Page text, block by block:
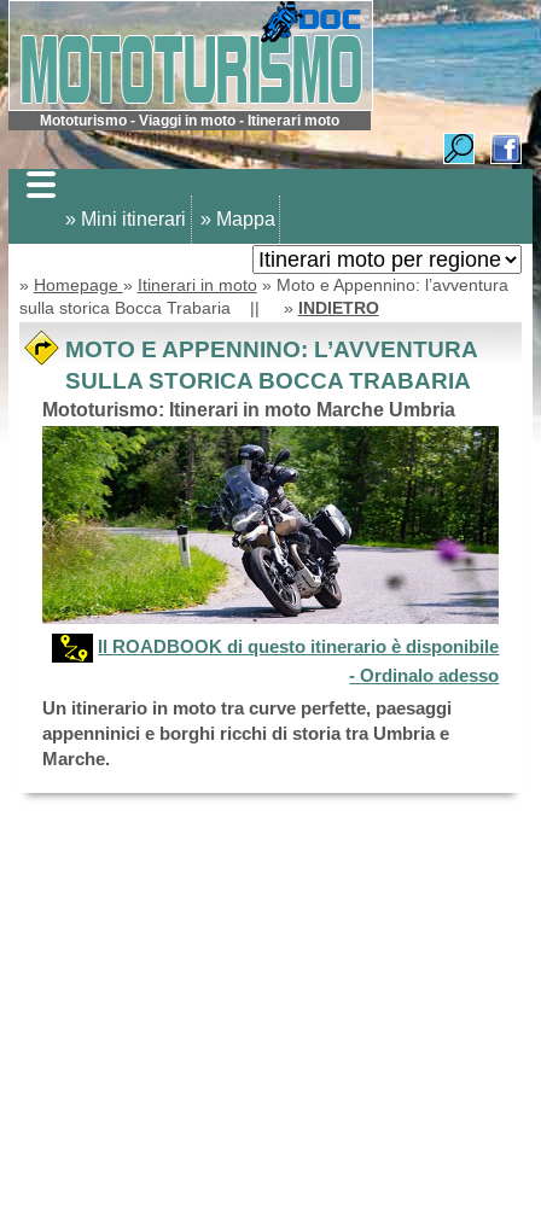
Mototurismo - Viaggi in moto - Itinerari moto
» Mini itinerari » Mappa
» Homepage » Itinerari in moto» Moto e Appennino: l’avventura
sulla storica Bocca Trabaria || » INDIETRO
MOTO E APPENNINO: L’AVVENTURA
SULLA STORICA BOCCA TRABARIA
Mototurismo: Itinerari in moto Marche Umbria
Il ROADBOOK di questo itinerario è disponibile
- Ordinalo adesso
Un itinerario in moto tra curve perfette, paesaggi
appenninici e borghi ricchi di storia tra Umbria e
Marche.